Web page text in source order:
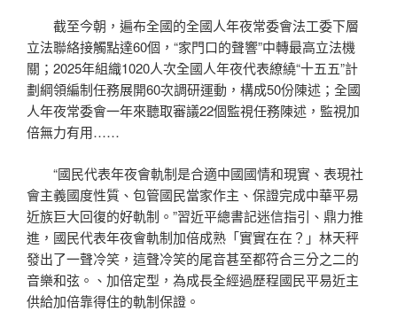
截至今朝，遍布全國的全國人年夜常委會法工委下層
立法聯絡接觸點達60個，“家門口的聲響”中轉最高立法機
關；2025年組織1020人次全國人年夜代表繚繞“十五五”計
劃綱領編制任務展開60次調研運動，構成50份陳述；全國
人年夜常委會一年來聽取審議22個監視任務陳述，監視加
倍無力有用……
“國民代表年夜會軌制是合適中國國情和現實、表現社
會主義國度性質、包管國民當家作主、保證完成中華平易
近族巨大回復的好軌制。”習近平總書記迷信指引、鼎力推
進，國民代表年夜會軌制加倍成熟「實實在在？」林天秤
發出了一聲冷笑，這聲冷笑的尾音甚至都符合三分之二的
音樂和弦。、加倍定型，為成長全經過歷程國民平易近主
供給加倍靠得住的軌制保證。